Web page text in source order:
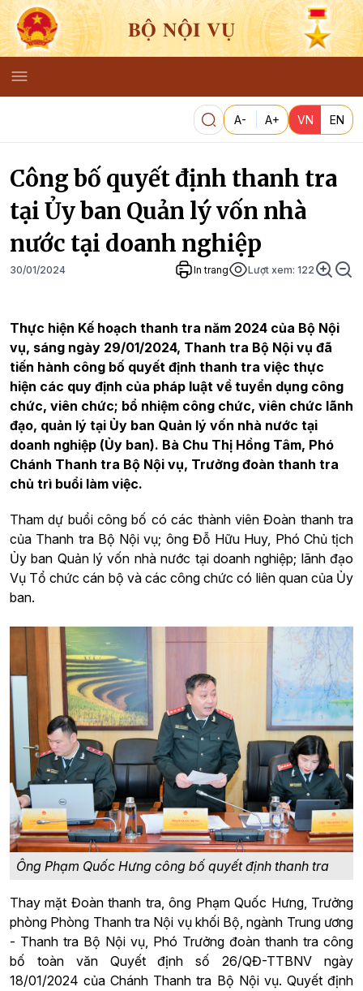
BỘ NỘI VỤ
A- A+ VN EN
Công bố quyết định thanh tra
tại Ủy ban Quản lý vốn nhà
nước tại doanh nghiệp
30/01/2024 In trang Lượt xem: 122
Thực hiện Kế hoạch thanh tra năm 2024 của Bộ Nội
vụ, sáng ngày 29/01/2024, Thanh tra Bộ Nội vụ đã
tiến hành công bố quyết định thanh tra việc thực
hiện các quy định của pháp luật về tuyển dụng công
chức, viên chức; bổ nhiệm công chức, viên chức lãnh
đạo, quản lý tại Ủy ban Quản lý vốn nhà nước tại
doanh nghiệp (Ủy ban). Bà Chu Thị Hồng Tâm, Phó
Chánh Thanh tra Bộ Nội vụ, Trưởng đoàn thanh tra
chủ trì buổi làm việc.
Tham dự buổi công bố có các thành viên Đoàn thanh tra
của Thanh tra Bộ Nội vụ; ông Đỗ Hữu Huy, Phó Chủ tịch
Ủy ban Quản lý vốn nhà nước tại doanh nghiệp; lãnh đạo
Vụ Tổ chức cán bộ và các công chức có liên quan của Ủy
ban.
Ông Phạm Quốc Hưng công bố quyết định thanh tra
Thay mặt Đoàn thanh tra, ông Phạm Quốc Hưng, Trưởng
phòng Phòng Thanh tra Nội vụ khối Bộ, ngành Trung ương
- Thanh tra Bộ Nội vụ, Phó Trưởng đoàn thanh tra công
bố toàn văn Quyết định số 26/QĐ-TTBNV ngày
18/01/2024 của Chánh Thanh tra Bộ Nội vụ. Quyết định